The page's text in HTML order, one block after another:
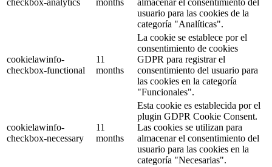
usuario para las cookies de la
categoría "Analíticas".
cookielawinfo-
checkbox-functional
11
months
La cookie se establece por el
consentimiento de cookies
GDPR para registrar el
consentimiento del usuario para
las cookies en la categoría
"Funcionales".
cookielawinfo-
checkbox-necessary
11
months
Esta cookie es establecida por el
plugin GDPR Cookie Consent.
Las cookies se utilizan para
almacenar el consentimiento del
usuario para las cookies en la
categoría "Necesarias".